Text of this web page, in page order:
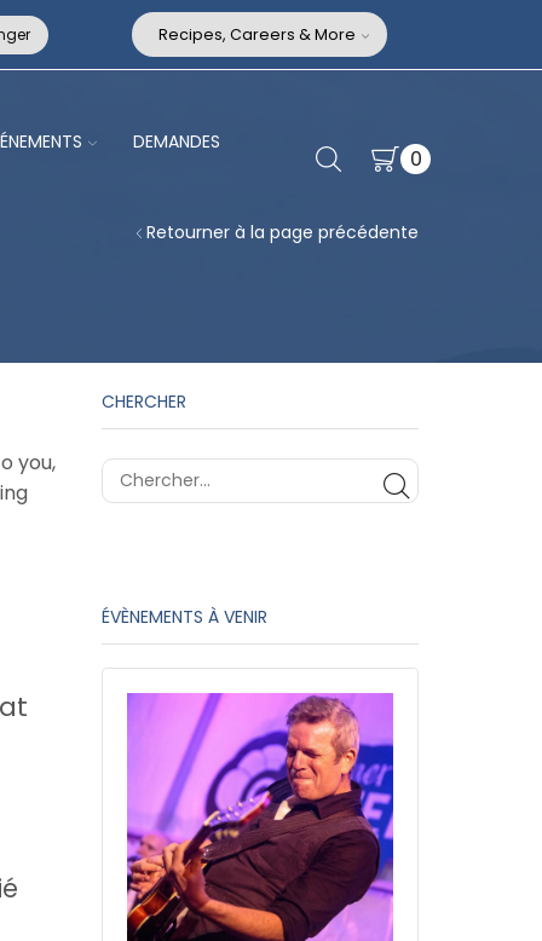
Recipes, Careers & More
DEMANDES
0
Retourner à la page précédente
you,
CHERCHER
CHERCHER
ÉVÈNEMENTS À VENIR